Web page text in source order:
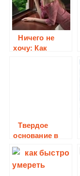
Ничего не
хочу: Как
Твердое
основание в
поиске ответа
на вопрос Кто я
такой